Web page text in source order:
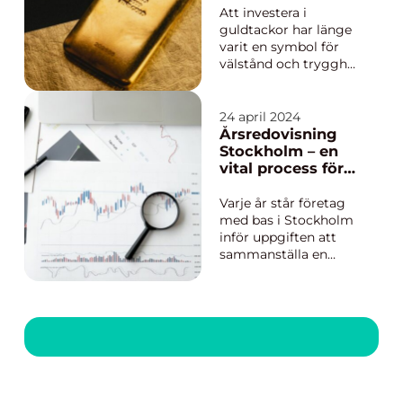
Att investera i
guldtackor har länge
varit en symbol för
välstånd och trygghet
en av de mest stabila
och pålitliga
tillgångarna att
investera i. Det är en
24 april 2024
Årsredovisning
Stockholm – en
vital process för
framgång
Varje år står företag
med bas i Stockholm
inför uppgiften att
sammanställa en
utan en tjänst till
intressenter, och